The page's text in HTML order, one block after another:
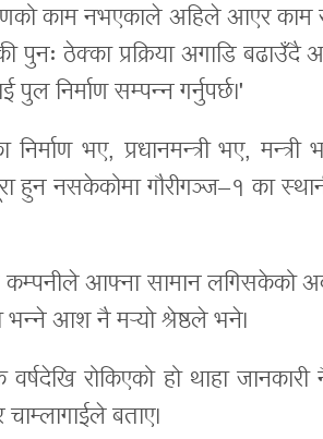
काम नभएकाले अहिले आएर काम
पुनः ठेक्का प्रक्रिया अगाडि
निर्माण सम्पन्न गर्नुपर्छ।'
भए, प्रधानमन्त्री भए, मन्त्री
हुन नसकेकोमा गौरीगञ्ज–१ का
कम्पनीले आफ्ना सामान
भन्ने आश नै मर्‍यो श्रेष्ठले भने।
रोकिएको हो थाहा
बताए।